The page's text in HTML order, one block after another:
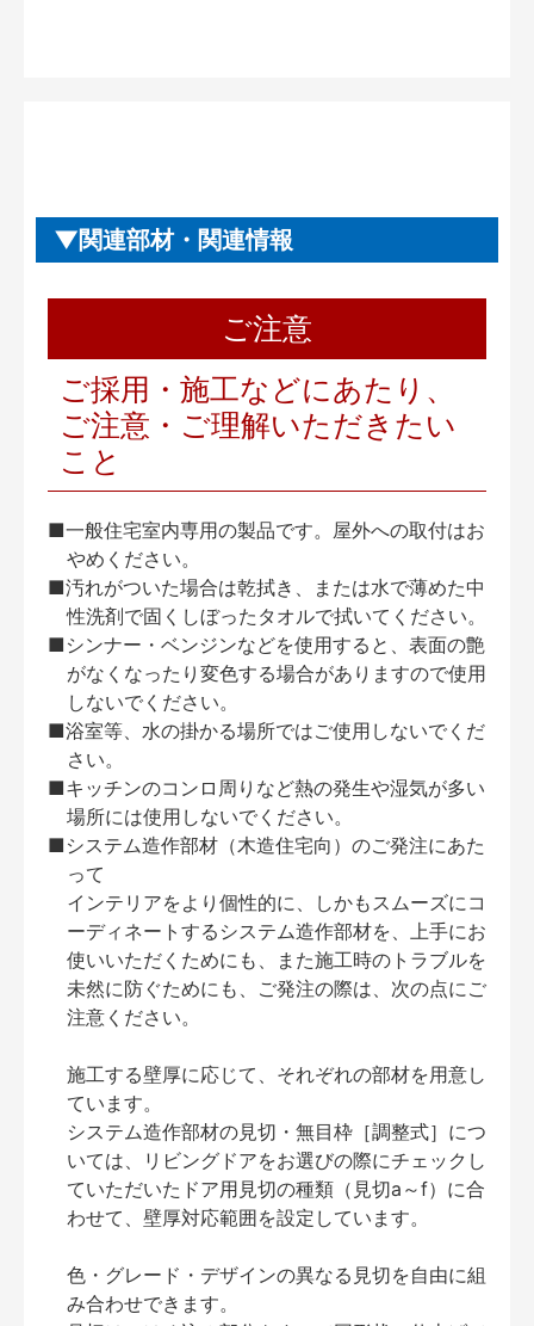
関連部材・関連情報
ご注意
ご採用・施工などにあたり、
ご注意・ご理解いただきたい
こと
■一般住宅室内専用の製品です。屋外への取付はお
やめください。
■汚れがついた場合は乾拭き、または水で薄めた中
性洗剤で固くしぼったタオルで拭いてください。
■シンナー・ベンジンなどを使用すると、表面の艶
がなくなったり変色する場合がありますので使用
しないでください。
■浴室等、水の掛かる場所ではご使用しないでくだ
さい。
■キッチンのコンロ周りなど熱の発生や湿気が多い
場所には使用しないでください。
■システム造作部材（木造住宅向）のご発注にあた
って
インテリアをより個性的に、しかもスムーズにコ
ーディネートするシステム造作部材を、上手にお
使いいただくためにも、また施工時のトラブルを
未然に防ぐためにも、ご発注の際は、次の点にご
注意ください。
施工する壁厚に応じて、それぞれの部材を用意し
ています。
システム造作部材の見切・無目枠［調整式］につ
いては、リビングドアをお選びの際にチェックし
ていただいたドア用見切の種類（見切a～f）に合
わせて、壁厚対応範囲を設定しています。
色・グレード・デザインの異なる見切を自由に組
み合わせできます。